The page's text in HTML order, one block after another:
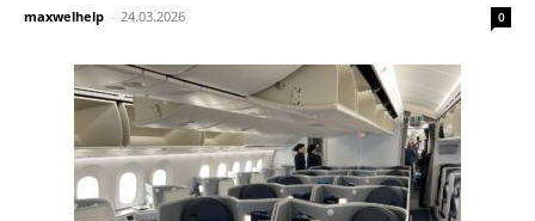
maxwelhelp - 24.03.2026 0